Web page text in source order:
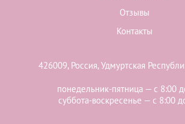
Отзывы
Контакты
426009, Россия, Удмуртская
понедельник-пятница — с 8:00
суббота-воскресенье — с 8:00